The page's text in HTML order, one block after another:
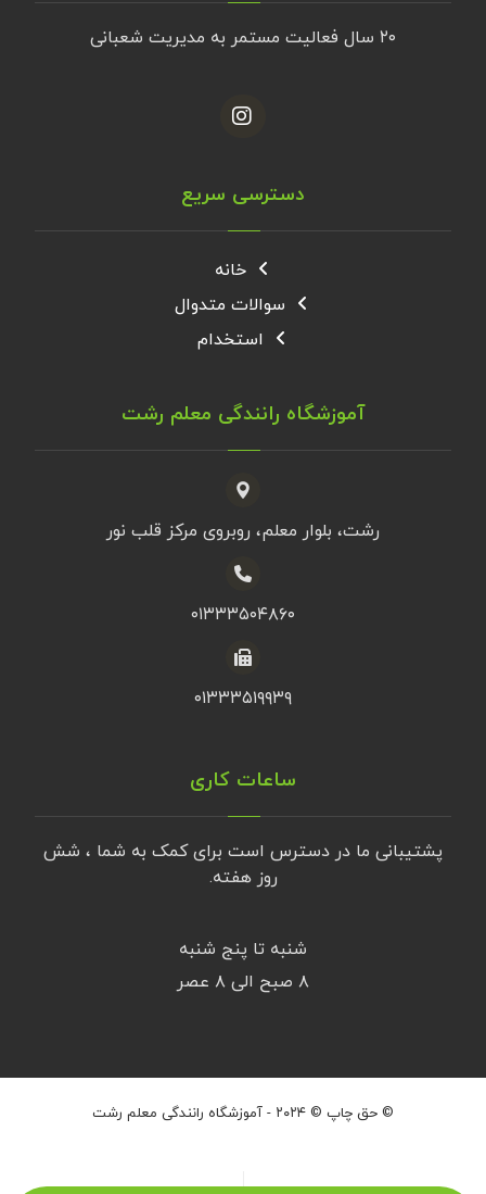
۲۰ سال فعالیت مستمر به مدیریت شعبانی
دسترسی سریع
خانه
سوالات متدوال
استخدام
آموزشگاه رانندگی معلم رشت
رشت، بلوار معلم، روبروی مرکز قلب نور
۰۱۳۳۳۵۰۴۸۶۰
۰۱۳۳۳۵۱۹۹۳۹
ساعات کاری
پشتیبانی ما در دسترس است برای کمک به شما ، شش
روز هفته.
شنبه تا پنج شنبه
۸ صبح الی ۸ عصر
© حق چاپ © ۲۰۲۴ - آموزشگاه رانندگی معلم رشت